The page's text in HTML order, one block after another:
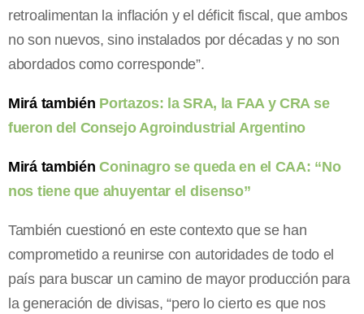
retroalimentan la inflación y el déficit fiscal, que ambos
no son nuevos, sino instalados por décadas y no son
abordados como corresponde”.
Mirá también Portazos: la SRA, la FAA y CRA se
fueron del Consejo Agroindustrial Argentino
Mirá tambiénConinagro se queda en el CAA: “No
nos tiene que ahuyentar el disenso”
También cuestionó en este contexto que se han
comprometido a reunirse con autoridades de todo el
país para buscar un camino de mayor producción para
la generación de divisas, “pero lo cierto es que nos